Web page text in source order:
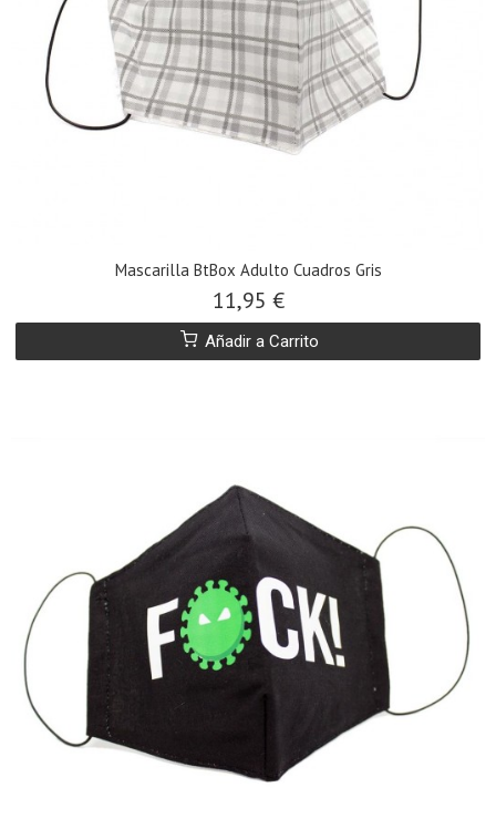
Mascarilla BtBox Adulto Cuadros Gris
11,95 €
Añadir a Carrito